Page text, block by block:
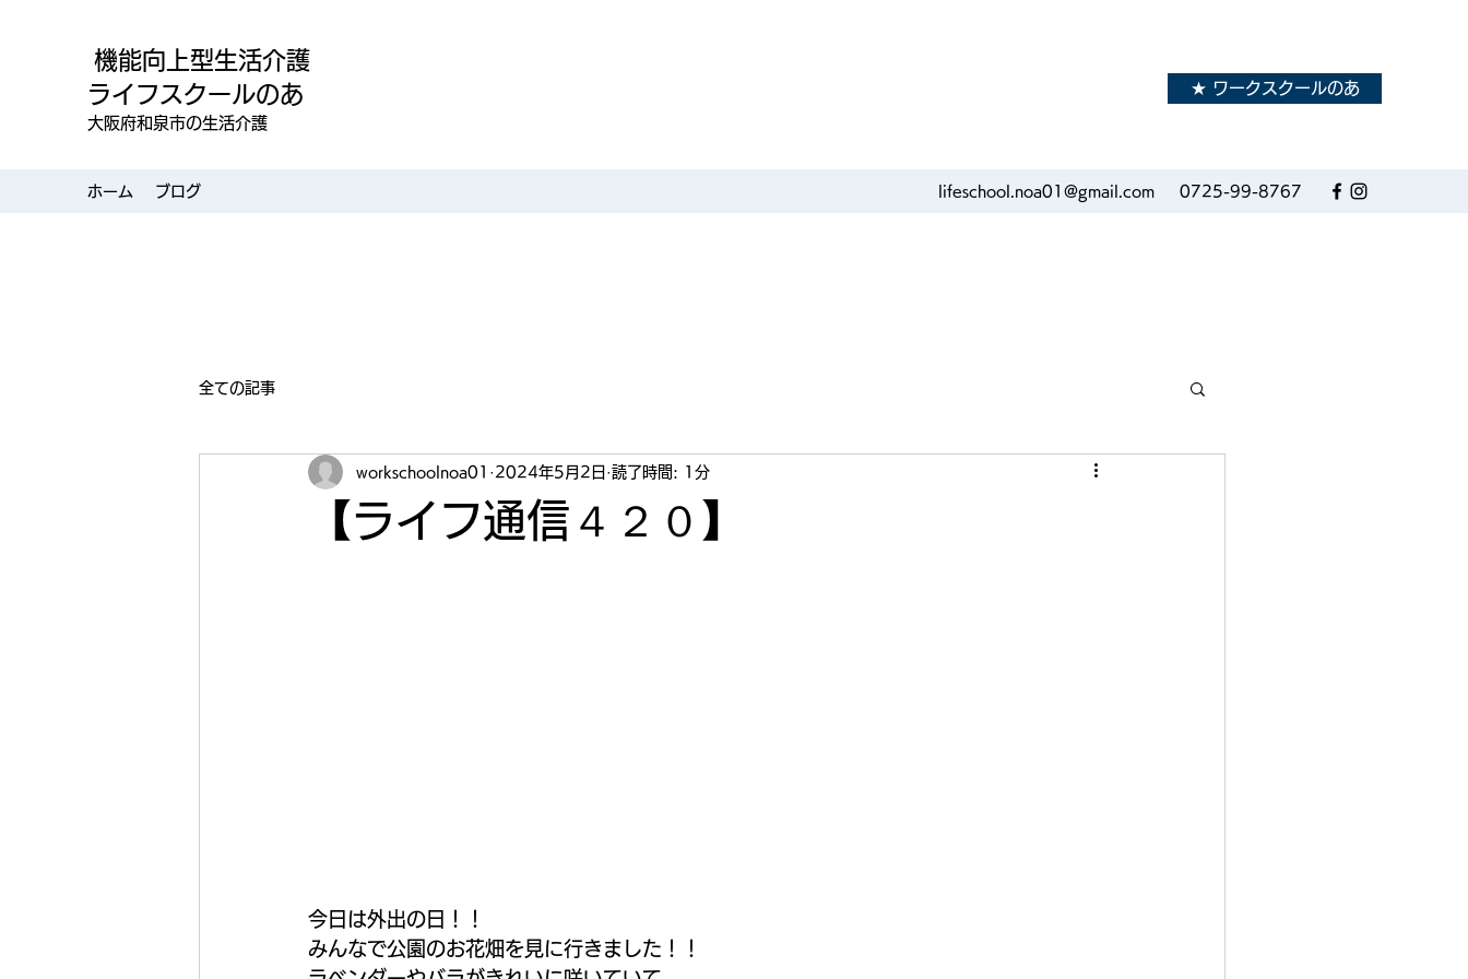
機能向上型生活介護
ライフスクールのあ
大阪府和泉市の生活介護
★ ワークスクールのあ
ホーム ブログ lifeschool.noa01@gmail.com 0725-99-8767
全ての記事
【ライフ通信４２０】
workschoolnoa01 2024年5月2日 読了時間: 1分
今日は外出の日！！
みんなで公園のお花畑を見に行きました！！